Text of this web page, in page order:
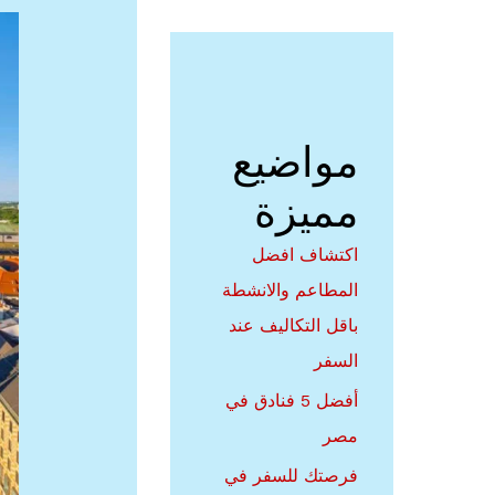
مواضيع
مميزة
اكتشاف افضل
المطاعم والانشطة
باقل التكاليف عند
السفر
أفضل 5 فنادق في
مصر
فرصتك للسفر في